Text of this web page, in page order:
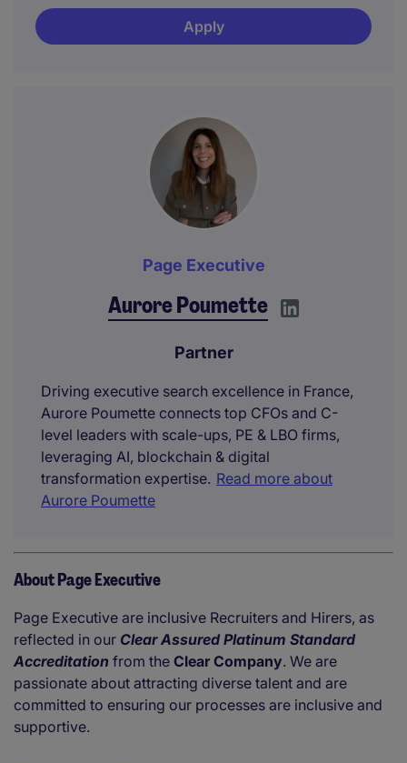
Apply
Page Executive
Aurore Poumette
Partner
Driving executive search excellence in France,
Aurore Poumette connects top CFOs and C-
level leaders with scale-ups, PE & LBO firms,
leveraging AI, blockchain & digital
transformation expertise. Read more about
Aurore Poumette
About Page Executive
Page Executive are inclusive Recruiters and Hirers, as
reflected in our Clear Assured Platinum Standard
Accreditation from the Clear Company. We are
passionate about attracting diverse talent and are
committed to ensuring our processes are inclusive and
supportive.